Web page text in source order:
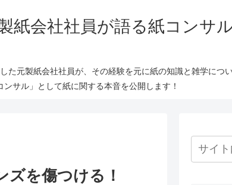
紙会社社員が語る紙コンサ
元製紙会社社員が、その経験を元に紙の知識と雑学につ
サル」として紙に関する本音を公開します！
を傷つける！